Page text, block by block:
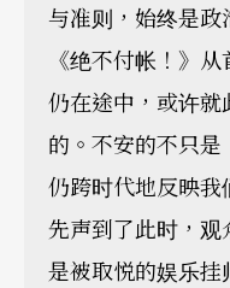
与准则，始终是
《绝不付帐！》
仍在途中，或许
的。不安的不只是
仍跨时代地反映
先声到了此时，
是被取悦的娱乐挂